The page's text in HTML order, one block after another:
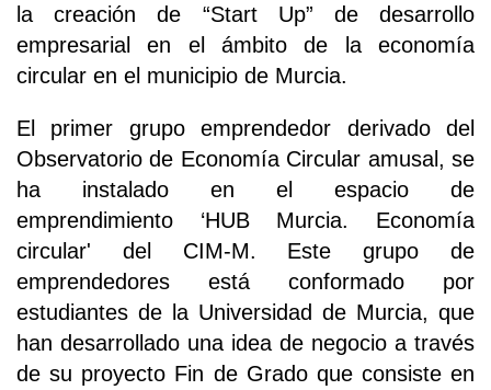
la creación de “Start Up” de desarrollo
empresarial en el ámbito de la economía
circular en el municipio de Murcia.
El primer grupo emprendedor derivado del
Observatorio de Economía Circular amusal, se
ha instalado en el espacio de
emprendimiento ‘HUB Murcia. Economía
circular' del CIM-M. Este grupo de
emprendedores está conformado por
estudiantes de la Universidad de Murcia, que
han desarrollado una idea de negocio a través
de su proyecto Fin de Grado que consiste en